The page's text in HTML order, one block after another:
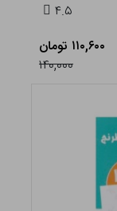
۴.۵
۱۱۰,۶۰۰ تومان
۱۴۰,۰۰۰